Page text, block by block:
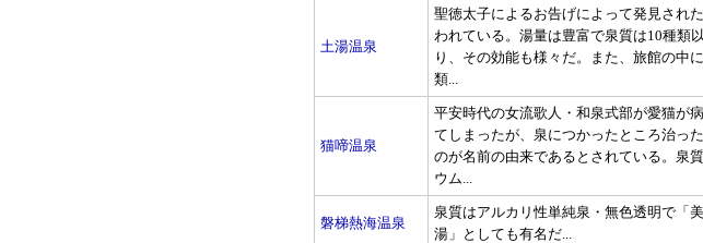
土湯温泉
聖徳太子によるお告げによって発見され
われている。湯量は豊富で泉質は10種類
り、その効能も様々だ。また、旅館の中
類...
猫啼温泉
平安時代の女流歌人・和泉式部が愛猫が
てしまったが、泉につかったところ治っ
のが名前の由来であるとされている。泉
ウム...
磐梯熱海温泉
泉質はアルカリ性単純泉・無色透明で「
湯」としても有名だ...